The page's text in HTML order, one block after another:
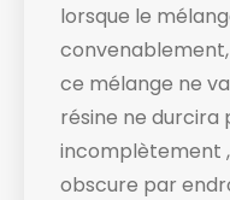
lorsque le
ce mélange ne
résine ne durcira
incomplètement
obscure par